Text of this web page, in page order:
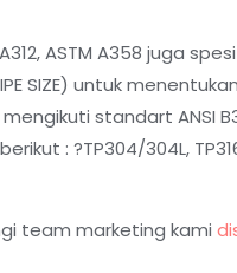
ASTM A358 juga
SIZE) untuk
standart ANSI
: ?TP304/304L, TP316/
team marketing kami